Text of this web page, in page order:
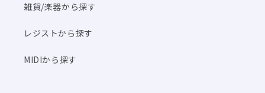
雑貨/楽器から探す
レジストから探す
MIDIから探す